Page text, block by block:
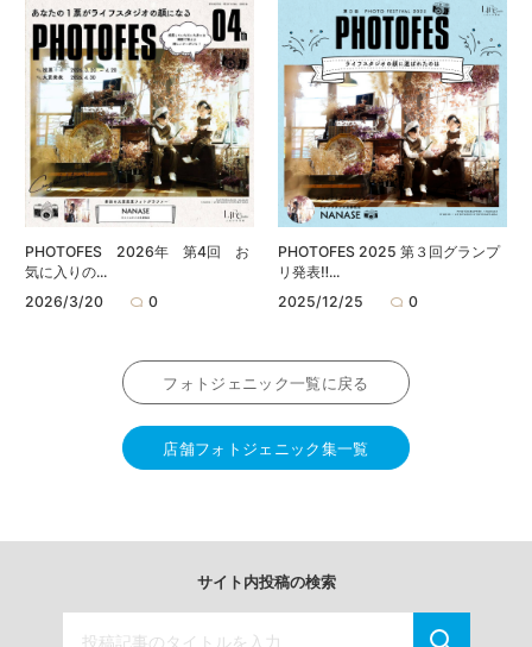
PHOTOFES 2026年 第4回 お
気に入りの...
2026/3/20
0
PHOTOFES 2025 第３回グランプ
リ発表‼...
2025/12/25
0
フォトジェニック一覧に戻る
店舗フォトジェニック集一覧
サイト内投稿の検索